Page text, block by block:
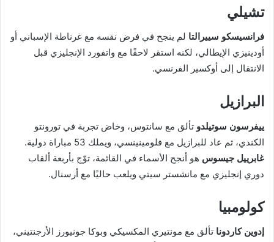
تشيلي
فرانسيسكو سييرالتا لم ينجح في فرض نفسه مع غرناطة الإسباني أو
أودينيزي الإيطالي، لكنه استقر لاحقًا مع واتفورد الإنجليزي قبل
الانتقال إلى أوكسير الفرنسي.
البرازيل
ييفرسون سوتيلدو تألق مع سانتوس، وخاض تجربة في تورونتو
الكندي، ثم عاد للبرازيل مع فلومينينسي، ويملك 53 مباراة دولية.
غابرييل جيسوس هو أنجح الأسماء في القائمة، توّج بأربعة ألقاب
دوري إنجليزي مع مانشستر سيتي ويلعب حاليًا مع أرسنال.
كولومبيا
إدوين كاردونا تألق مع مونتيري المكسيكي وبوكا جونيورز الأرجنتيني،